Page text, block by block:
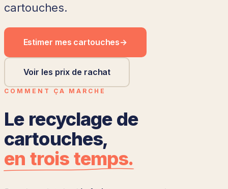
cartouches.
Estimer mes cartouches→
Voir les prix de rachat
COMMENT ÇA MARCHE
Le recyclage de
cartouches,
en trois temps.